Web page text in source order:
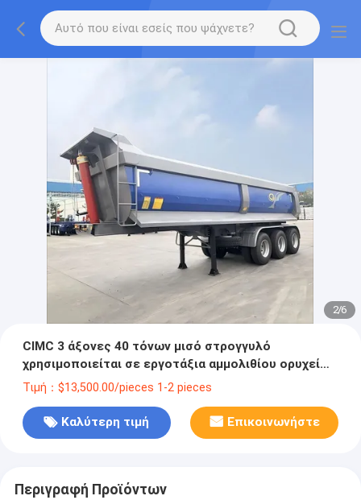
2/6
CIMC 3 άξονες 40 τόνων μισό στρογγυλό
χρησιμοποιείται σε εργοτάξια αμμολιθίου ορυχείων
χαλίκι εργοστάσια γήπεδα άκρη ντάμπινγκ φορτηγό
Τιμή：$13,500.00/pieces 1-2 pieces
Καλύτερη τιμή Επικοινωνήστε
Περιγραφή Προϊόντων